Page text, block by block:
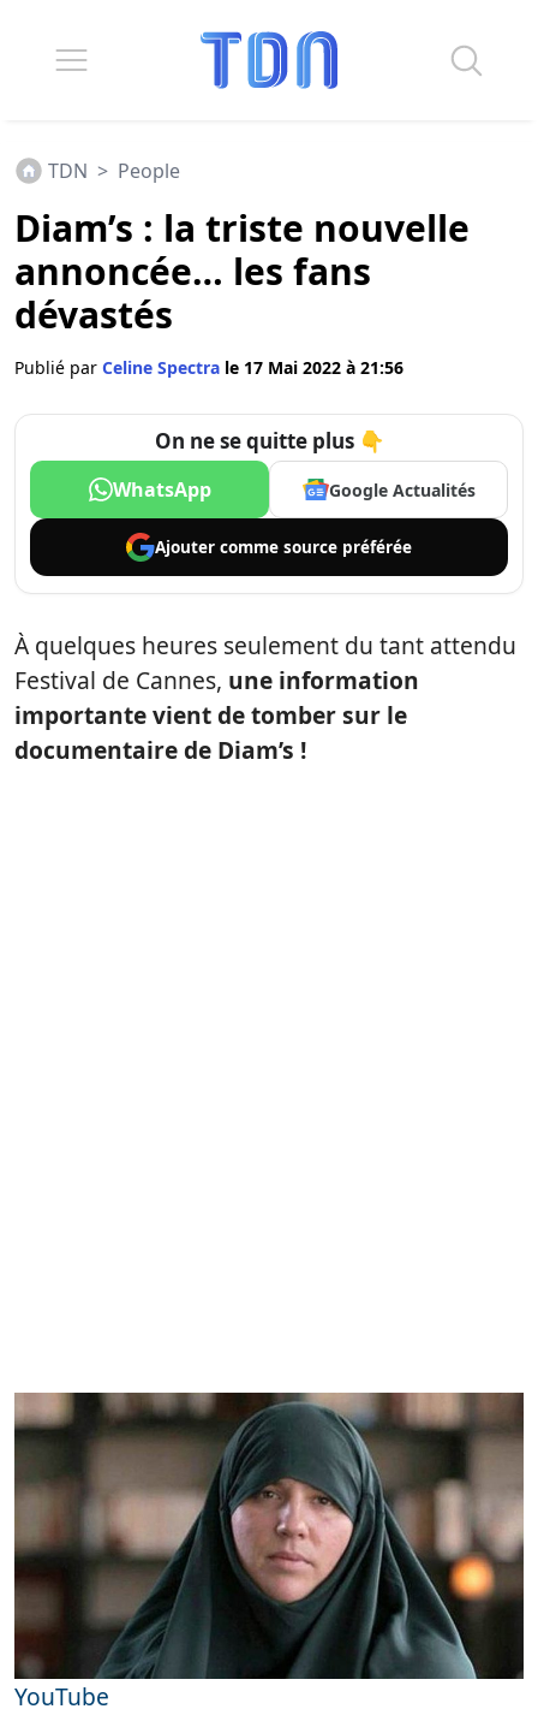
TDN > People
Diam’s : la triste nouvelle
annoncée… les fans
dévastés
Publié par Celine Spectra le 17 Mai 2022 à 21:56
On ne se quitte plus 👇
WhatsApp Google Actualités
Ajouter comme source préférée
À quelques heures seulement du tant attendu
Festival de Cannes, une information
importante vient de tomber sur le
documentaire de Diam’s !
YouTube